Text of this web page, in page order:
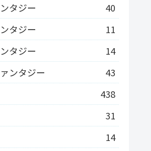
タジー
40
タジー
11
タジー
14
ンタジー
43
438
31
14